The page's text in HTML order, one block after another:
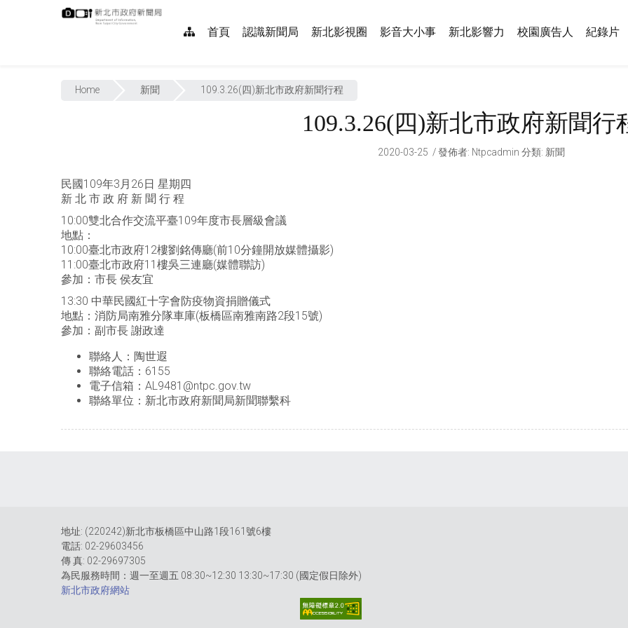
首頁 認識新聞局 新北影視圈 影音大小事 新北影響力 校園廣告人 紀錄片
Home 新聞 109.3.26(四)新北市政府新聞行程
109.3.26(四)新北市政府新聞行
2020-03-25 發佈者: Ntpcadmin 分類: 新聞
民國109年3月26日 星期四
新 北 市 政 府 新 聞 行 程
10:00雙北合作交流平臺109年度市長層級會議
地點：
10:00臺北市政府12樓劉銘傳廳(前10分鐘開放媒體攝影)
11:00臺北市政府11樓吳三連廳(媒體聯訪)
參加：市長 侯友宜
13:30 中華民國紅十字會防疫物資捐贈儀式
地點：消防局南雅分隊車庫(板橋區南雅南路2段15號)
參加：副市長 謝政達
聯絡人：陶世遐
聯絡電話：6155
電子信箱：AL9481@ntpc.gov.tw
聯絡單位：新北市政府新聞局新聞聯繫科
地址: (220242)新北市板橋區中山路1段161號6樓
電話: 02-29603456
傳 真: 02-29697305
為民服務時間：週一至週五 08:30~12:30 13:30~17:30 (國定假日除外)
新北市政府網站